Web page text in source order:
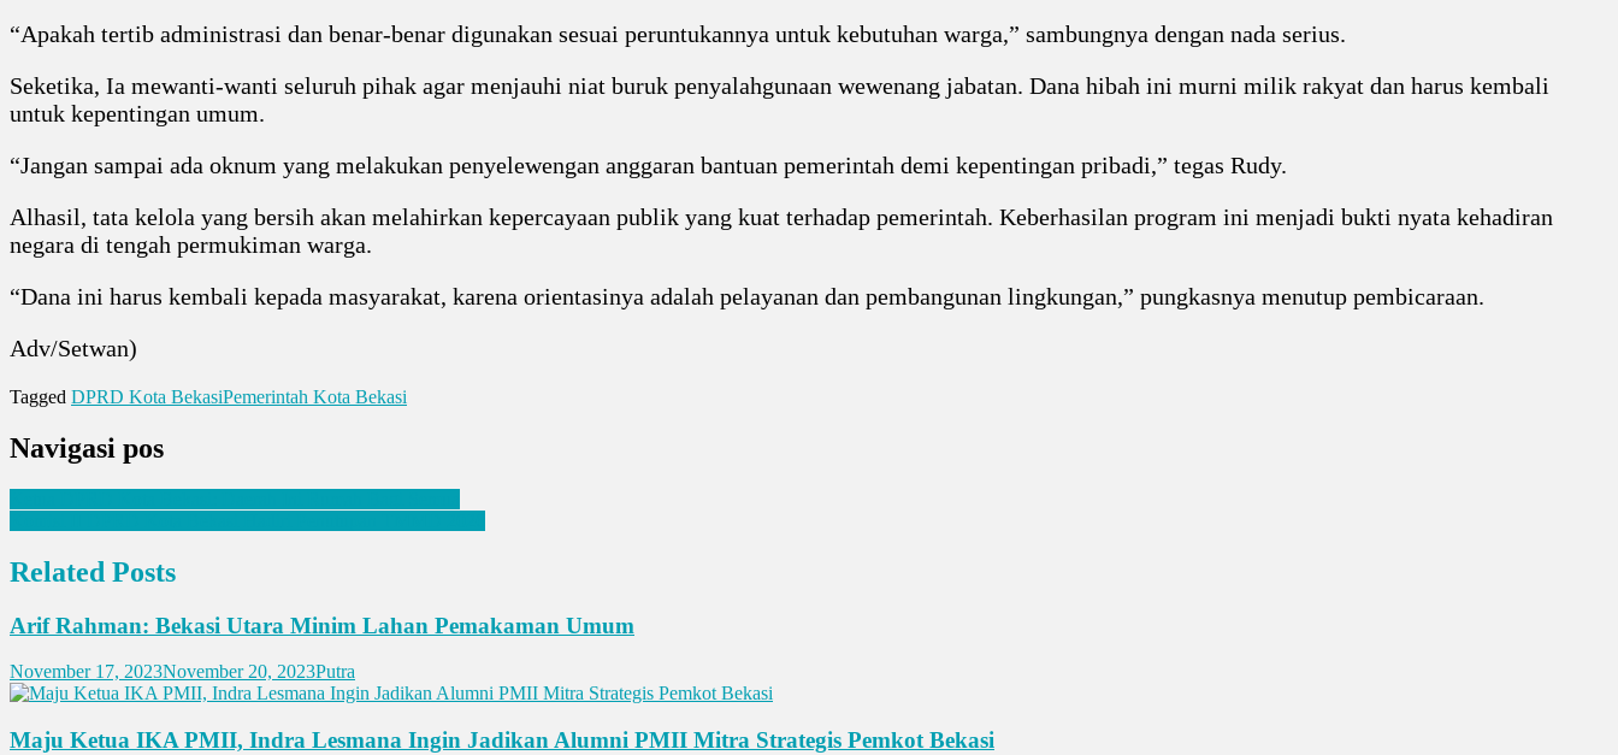
“Apakah tertib administrasi dan benar-benar digunakan sesuai peruntukannya untuk kebutuhan warga,” sambungnya dengan nada serius.
Seketika, Ia mewanti-wanti seluruh pihak agar menjauhi niat buruk penyalahgunaan wewenang jabatan. Dana hibah ini murni milik rakyat dan harus kembali
untuk kepentingan umum.
“Jangan sampai ada oknum yang melakukan penyelewengan anggaran bantuan pemerintah demi kepentingan pribadi,” tegas Rudy.
Alhasil, tata kelola yang bersih akan melahirkan kepercayaan publik yang kuat terhadap pemerintah. Keberhasilan program ini menjadi bukti nyata kehadiran
negara di tengah permukiman warga.
“Dana ini harus kembali kepada masyarakat, karena orientasinya adalah pelayanan dan pembangunan lingkungan,” pungkasnya menutup pembicaraan.
Adv/Setwan)
Tagged DPRD Kota BekasiPemerintah Kota Bekasi
Navigasi pos
Related Posts
Arif Rahman: Bekasi Utara Minim Lahan Pemakaman Umum
November 17, 2023November 20, 2023Putra
Maju Ketua IKA PMII, Indra Lesmana Ingin Jadikan Alumni PMII Mitra Strategis Pemkot Bekasi